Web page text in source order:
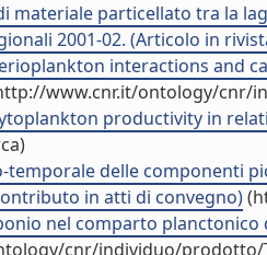
materiale particellato tra la
2001-02. (Articolo in
interactions and
www.cnr.it/ontology/cnr/
productivity in
temporale delle componenti
in atti di convegno)
nel comparto
cnr/individuo/prodotto/